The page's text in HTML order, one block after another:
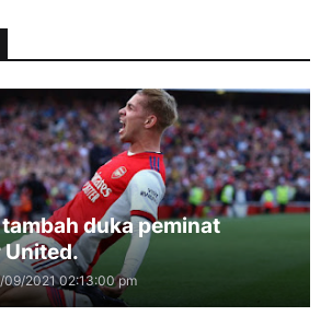
duka peminat
09/2021 02:13:00 pm